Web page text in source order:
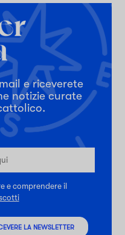
e riceverete
notizie curate
e comprendere il
LA NEWSLETTER